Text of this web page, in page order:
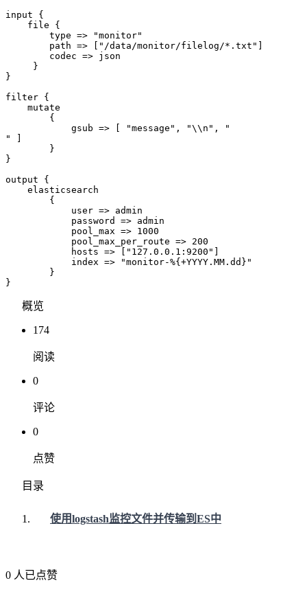
input {
    file {
        type => "monitor"
        path => ["/data/monitor/filelog/*.txt"]
        codec => json
     }
}
filter {
    mutate
        {
            gsub => [ "message", "\\n", "
" ]
        }
}
output {
    elasticsearch
        {
            user => admin
            password => admin
            pool_max => 1000
            pool_max_per_route => 200
            hosts => ["127.0.0.1:9200"]
            index => "monitor-%{+YYYY.MM.dd}"
        }
概览
174
阅读
0
评论
0
点赞
目录
使用logstash监控文件并传输到ES中
0 人已点赞